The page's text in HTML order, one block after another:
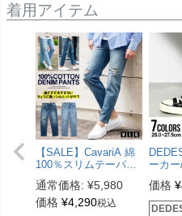
-Kouki-
身長178cm 体
着用アイテム
【SALE】CavariA 綿
100％スリムテーパー
ドデニムパンツ/全2色
【メール便対応】
通常価格: ¥5,980
価格 ¥4,290税込
ーカ
価格 ¥